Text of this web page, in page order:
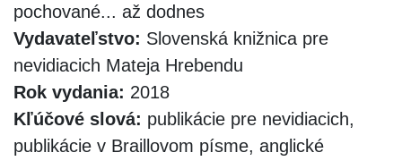
pochované... až dodnes
Vydavateľstvo: Slovenská knižnica pre
nevidiacich Mateja Hrebendu
Rok vydania: 2018
Kľúčové slová: publikácie pre nevidiacich,
publikácie v Braillovom písme, anglické